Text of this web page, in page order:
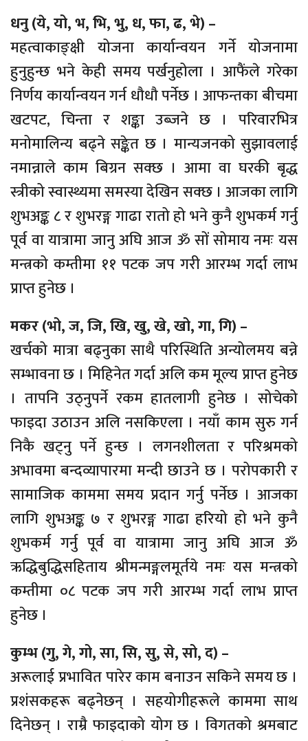
धनु (ये, यो, भ, भि, भु, ध, फा, ढ, भे) –
महत्वाकाङ्क्षी योजना कार्यान्वयन गर्ने योजनामा
हुनुहुन्छ भने केही समय पर्खनुहोला । आफैंले गरेका
निर्णय कार्यान्वयन गर्न धौधौ पर्नेछ । आफन्तका बीचमा
खटपट, चिन्ता र शङ्का उब्जने छ । परिवारभित्र
मनोमालिन्य बढ्ने सङ्केत छ । मान्यजनको सुझावलाई
नमान्नाले काम बिग्रन सक्छ । आमा वा घरकी बृद्ध
स्त्रीको स्वास्थ्यमा समस्या देखिन सक्छ । आजका लागि
शुभअङ्क ८ र शुभरङ्ग गाढा रातो हो भने कुनै शुभकर्म गर्नु
पूर्व वा यात्रामा जानु अघि आज ॐ सों सोमाय नमः यस
मन्त्रको कम्तीमा ११ पटक जप गरी आरम्भ गर्दा लाभ
प्राप्त हुनेछ ।
मकर (भो, ज, जि, खि, खु, खे, खो, गा, गि) –
खर्चको मात्रा बढ्नुका साथै परिस्थिति अन्योलमय बन्ने
सम्भावना छ । मिहिनेत गर्दा अलि कम मूल्य प्राप्त हुनेछ
। तापनि उठ्नुपर्ने रकम हातलागी हुनेछ । सोचेको
फाइदा उठाउन अलि नसकिएला । नयाँ काम सुरु गर्न
निकै खट्नु पर्ने हुन्छ । लगनशीलता र परिश्रमको
अभावमा बन्दव्यापारमा मन्दी छाउने छ । परोपकारी र
सामाजिक काममा समय प्रदान गर्नु पर्नेछ । आजका
लागि शुभअङ्क ७ र शुभरङ्ग गाढा हरियो हो भने कुनै
शुभकर्म गर्नु पूर्व वा यात्रामा जानु अघि आज ॐ
ऋद्धिबुद्धिसहिताय श्रीमन्मङ्गलमूर्तये नमः यस मन्त्रको
कम्तीमा ०८ पटक जप गरी आरम्भ गर्दा लाभ प्राप्त
हुनेछ ।
कुम्भ (गु, गे, गो, सा, सि, सु, से, सो, द) –
अरूलाई प्रभावित पारेर काम बनाउन सकिने समय छ ।
प्रशंसकहरू बढ्नेछन् । सहयोगीहरूले काममा साथ
दिनेछन् । राम्रै फाइदाको योग छ । विगतको श्रमबाट